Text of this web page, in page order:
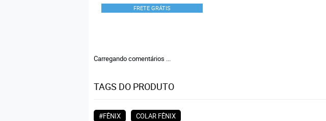
FRETE GRÁTIS
Carregando comentários ...
TAGS DO PRODUTO
#FÊNIX COLAR FÊNIX